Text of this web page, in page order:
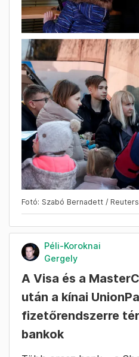
Fotó: Szabó Bernadett / Reuters
Péli-Koroknai
Gergely
A Visa és a
után a kínai
fizetőrendszerre
bankok